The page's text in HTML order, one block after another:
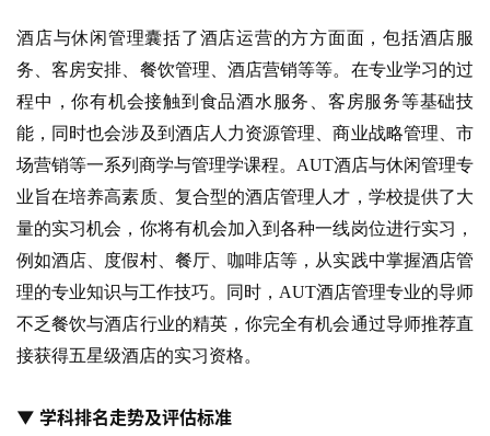
酒店与休闲管理囊括了酒店运营的方方面面，包括酒店服
务、客房安排、餐饮管理、酒店营销等等。在专业学习的过
程中，你有机会接触到食品酒水服务、客房服务等基础技
能，同时也会涉及到酒店人力资源管理、商业战略管理、市
场营销等一系列商学与管理学课程。AUT酒店与休闲管理专
业旨在培养高素质、复合型的酒店管理人才，学校提供了大
量的实习机会，你将有机会加入到各种一线岗位进行实习，
例如酒店、度假村、餐厅、咖啡店等，从实践中掌握酒店管
理的专业知识与工作技巧。同时，AUT酒店管理专业的导师
不乏餐饮与酒店行业的精英，你完全有机会通过导师推荐直
接获得五星级酒店的实习资格。
▼ 学科排名走势及评估标准